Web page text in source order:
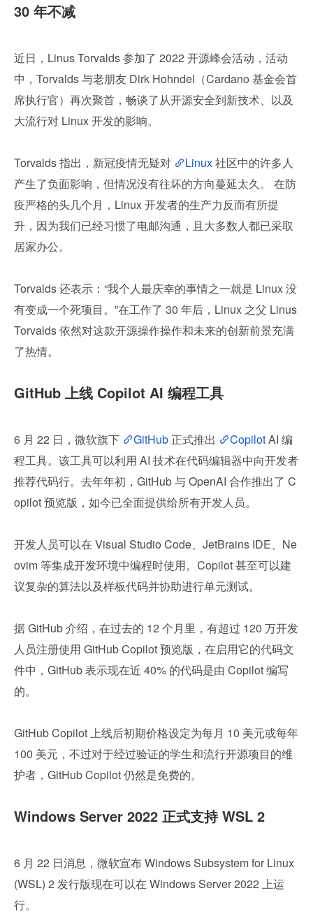
30 年不减
近日，Linus Torvalds 参加了 2022 开源峰会活动，活动
中，Torvalds 与老朋友 Dirk Hohndel（Cardano 基金会首
席执行官）再次聚首，畅谈了从开源安全到新技术、以及
大流行对 Linux 开发的影响。
Torvalds 指出，新冠疫情无疑对 Linux 社区中的许多人
产生了负面影响，但情况没有往坏的方向蔓延太久。 在防
疫严格的头几个月，Linux 开发者的生产力反而有所提
升，因为我们已经习惯了电邮沟通，且大多数人都已采取
居家办公。
Torvalds 还表示：“我个人最庆幸的事情之一就是 Linux 没
有变成一个死项目。”在工作了 30 年后，Linux 之父 Linus
Torvalds 依然对这款开源操作操作和未来的创新前景充满
了热情。
GitHub 上线 Copilot AI 编程工具
6 月 22 日，微软旗下 GitHub 正式推出 Copilot AI 编
程工具。该工具可以利用 AI 技术在代码编辑器中向开发者
推荐代码行。去年年初，GitHub 与 OpenAI 合作推出了 C
opilot 预览版，如今已全面提供给所有开发人员。
开发人员可以在 Visual Studio Code、JetBrains IDE、Ne
ovim 等集成开发环境中编程时使用。Copilot 甚至可以建
议复杂的算法以及样板代码并协助进行单元测试。
据 GitHub 介绍，在过去的 12 个月里，有超过 120 万开发
人员注册使用 GitHub Copilot 预览版，在启用它的代码文
件中，GitHub 表示现在近 40% 的代码是由 Copilot 编写
的。
GitHub Copilot 上线后初期价格设定为每月 10 美元或每年
100 美元，不过对于经过验证的学生和流行开源项目的维
护者，GitHub Copilot 仍然是免费的。
Windows Server 2022 正式支持 WSL 2
6 月 22 日消息，微软宣布 Windows Subsystem for Linux
(WSL) 2 发行版现在可以在 Windows Server 2022 上运
行。